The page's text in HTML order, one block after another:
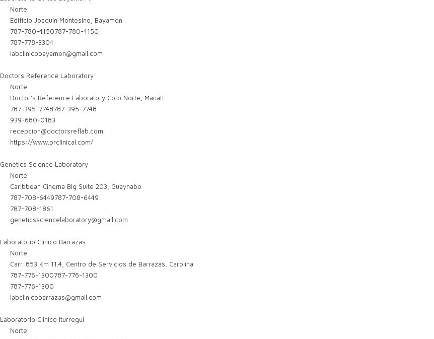
Norte
Edificio Joaquin Montesino, Bayamon
787-780-4150787-780-4150
787-778-3304
labclinicobayamon@gmail.com
Doctors Reference Laboratory
Norte
Doctor's Reference Laboratory Coto Norte, Manatí
787-395-7748787-395-7748
939-680-0183
recepcion@doctorsreflab.com
https://www.prclinical.com/
Genetics Science Laboratory
Norte
Caribbean Cinema Blg Suite 203, Guaynabo
787-708-6449787-708-6449
787-708-1861
geneticssciencelaboratory@gmail.com
Laboratorio Clinico Barrazas
Norte
Carr. 853 Km 11.4, Centro de Servicios de Barrazas, Carolina
787-776-1300787-776-1300
787-776-1300
labclinicobarrazas@gmail.com
Laboratorio Clinico Iturregui
Norte